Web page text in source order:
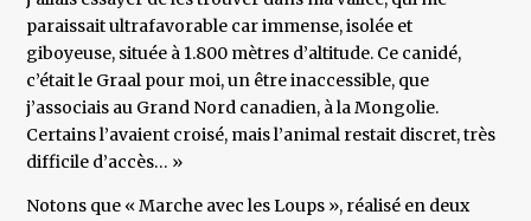
paraissait ultrafavorable car immense, isolée et
giboyeuse, située à 1.800 mètres d’altitude. Ce canidé,
c’était le Graal pour moi, un être inaccessible, que
j’associais au Grand Nord canadien, à la Mongolie.
Certains l’avaient croisé, mais l’animal restait discret, très
difficile d’accès… »
Notons que « Marche avec les Loups », réalisé en deux